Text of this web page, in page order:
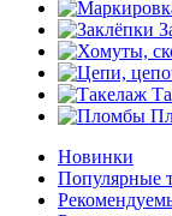
Новинки
Популярные